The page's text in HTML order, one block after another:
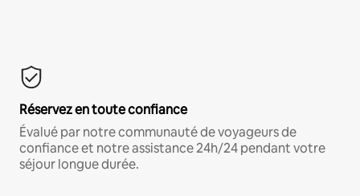
Réservez en toute confiance
Évalué par notre communauté de voyageurs de
confiance et notre assistance 24h/24 pendant votre
séjour longue durée.